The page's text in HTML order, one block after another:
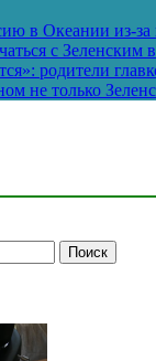
в Океании из-
с
родители
не только